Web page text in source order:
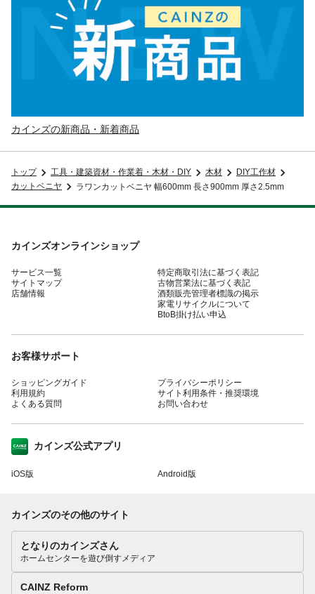
カインズの新商品・新着商品
トップ 工具・建築資材・作業着・木材・DIY 木材
DIY工作材
カットベニヤ
ラワンカットベニヤ 幅600mm 長さ900mm 厚さ2.5mm
カインズオンラインショップ
サービス一覧
サイトマップ
店舗情報
特定商取引法に基づく表記
古物営業法に基づく表記
酒類販売管理者標識の掲示
家電リサイクルについて
BtoB掛け払い申込
お客様サポート
ショッピングガイド
利用規約
よくある質問
プライバシーポリシー
サイト利用条件・推奨環境
お問い合わせ
カインズ公式アプリ
iOS版 Android版
カインズのその他のサイト
となりのカインズさん
ホームセンターを遊び倒すメディア
CAINZ Reform